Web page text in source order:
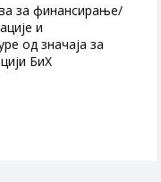
за финансирање/
и
од значаја за
БиХ